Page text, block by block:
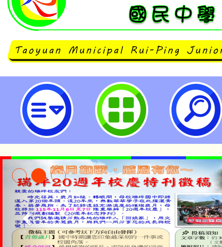
聖母醫護管理專科學校辦理113年
Day~護理師暨牙體技術師醫事營
國民中學
淨零綠生活教案入校路